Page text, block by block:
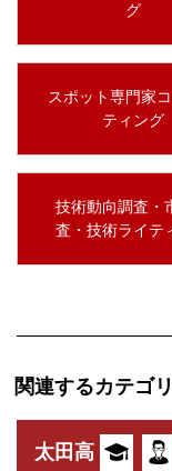
グ
スポット専門家
ティング
技術動向調査・
査・技術ライテ
関連するカテゴ
太田高